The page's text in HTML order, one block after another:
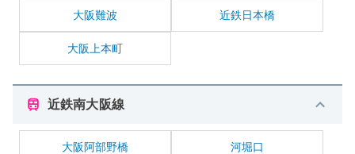
大阪難波 近鉄日本橋
大阪上本町
近鉄南大阪線
大阪阿部野橋 河堀口